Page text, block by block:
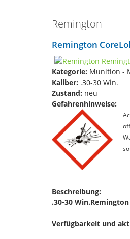
Remington
Remington
Kategorie: Munition -
Kaliber: .30-30 Win.
Zustand: neu
Gefahrenhinweise:
Beschreibung:
.30-30
Verfügbarkeit und